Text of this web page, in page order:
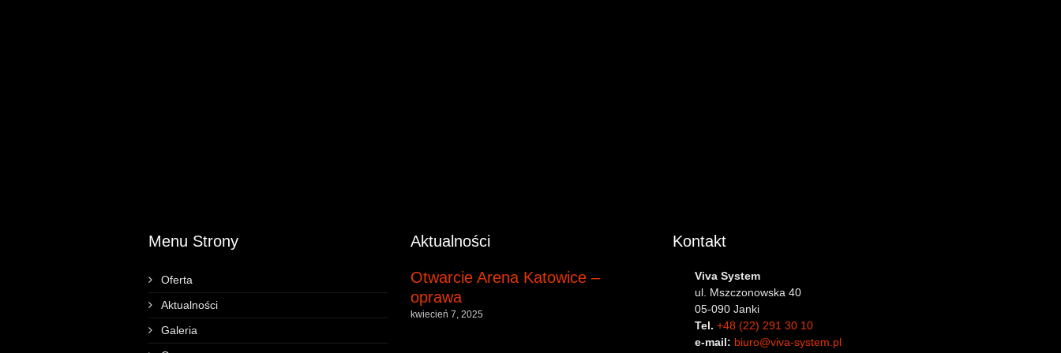
Menu Strony
Oferta
Aktualności
Galeria
Aktualności
Otwarcie Arena Katowice –
oprawa
kwiecień 7, 2025
Kontakt
Viva System
ul. Mszczonowska 40
05-090 Janki
Tel. +48 (22) 291 30 10
e-mail: biuro@viva-system.pl